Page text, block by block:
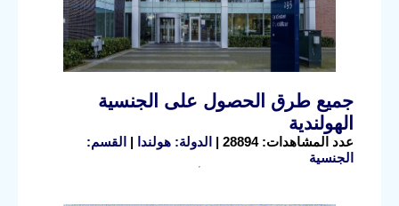
جميع طرق الحصول على الجنسية
الهولندية
عدد المشاهدات: 28894 | الدولة: هولندا | القسم:
الجنسية